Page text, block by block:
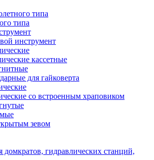
типа
типа
инструмент
кассетные
для гайковерта
со встроенным храповиком
зевом
гидравлических станций,